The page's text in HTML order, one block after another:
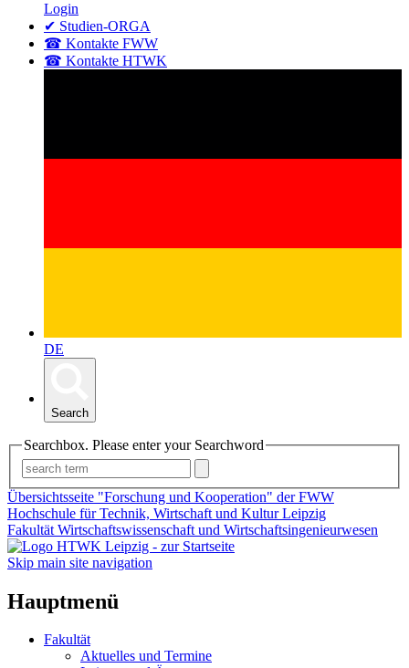
Login
✔ Studien-ORGA
☎ Kontakte FWW
☎ Kontakte HTWK
DE
Search
Searchbox. Please enter your Searchword
Übersichtsseite "Forschung und Kooperation" der FWW
Hochschule für Technik, Wirtschaft und Kultur Leipzig
Fakultät Wirtschaftswissenschaft und Wirtschaftsingenieurwesen
Skip main site navigation
Hauptmenü
Fakultät
Aktuelles und Termine